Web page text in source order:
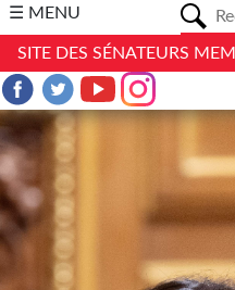
☰ MENU
SITE DES SÉNATEURS